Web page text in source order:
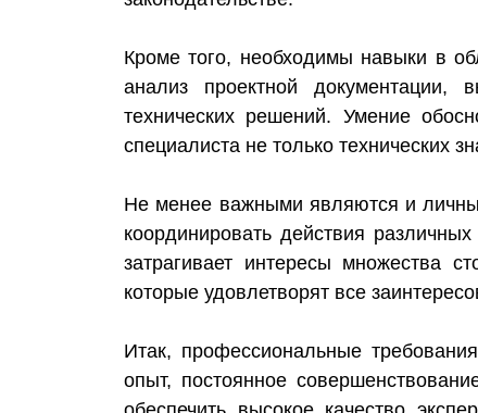
Кроме того, необходимы навыки в
анализ проектной документации,
технических решений. Умение
специалиста не только технических
Не менее важными являются и
координировать действия
затрагивает интересы множества
которые удовлетворят все
Итак, профессиональные
опыт, постоянное